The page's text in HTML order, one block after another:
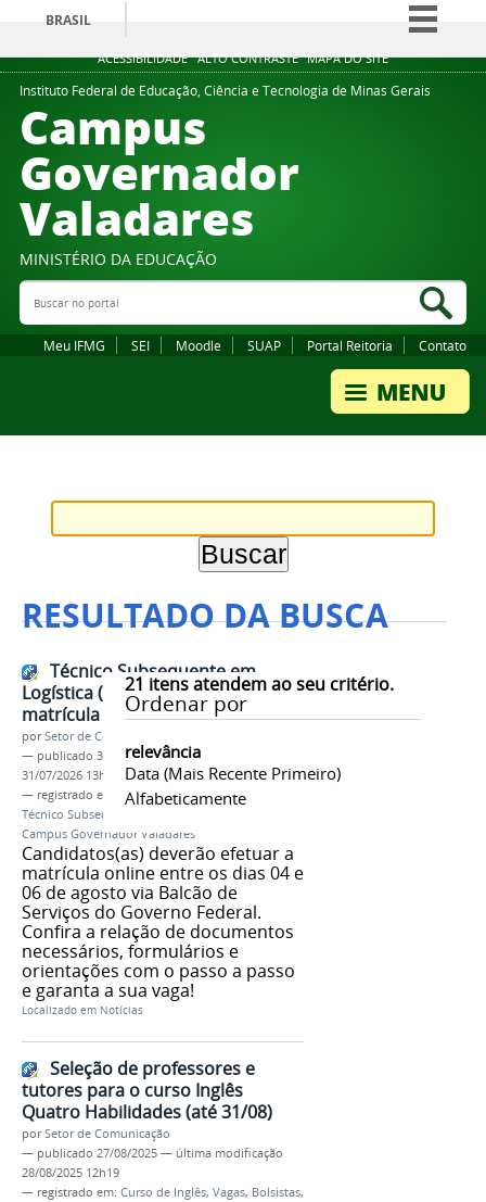
ACESSIBILIDADE ALTO CONTRASTE MAPA DO SITE
BRASIL
Simplifique!
Comunica BR
Instituto Federal de Educação, Ciência e Tecnologia de Minas Gerais
Campus
Governador
Valadares
MINISTÉRIO DA EDUCAÇÃO
Buscar no portal
Meu IFMG SEI Moodle SUAP Portal Reitoria Contato
RESULTADO DA BUSCA
21 itens atendem ao seu critério.
Ordenar por
relevância
Data (mais Recente Primeiro)
Alfabeticamente
Técnico Subsequente em
Logística (EaD): convocação para
matrícula 2ª chamada (04 a 06/08)
porSetor de Comunicação
— publicado 31/07/2026—última modificação
31/07/2026 13h14
— registrado em:
convocação,matrícula,
Técnico Subsequente
Campus Governador Valadares
Candidatos(as) deverão efetuar a
matrícula online entre os dias 04 e
06 de agosto via Balcão de
Serviços do Governo Federal.
Confira a relação de documentos
necessários, formulários e
orientações com o passo a passo
e garanta a sua vaga!
Localizado em Notícias
Seleção de professores e
tutores para o curso Inglês
Quatro Habilidades (até 31/08)
porSetor de Comunicação
— publicado 27/08/2025 — última modificação
28/08/2025 12h19
— registrado em: Curso de Inglês, Vagas, Bolsistas,